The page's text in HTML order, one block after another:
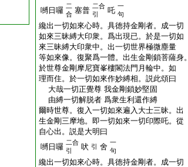
嚩日囉 二
合 塞普 二合
引
吒 一
句
纔出一切如來心時。具徳持金剛者。成一切
如來三昧縛大印衆。爲出現已。於是一切如
來三昧縛大印衆中。出一切世界極微塵量
等如來像。復聚爲一體。出生金剛鎖菩薩身。
於世尊金剛摩尼寶峯樓閣法門月輪中。如
理而住。於一切如來作妙縛相。説此頌曰
大哉一切正覺尊 我金剛鎖妙堅固
由縛一切解脱者 爲衆生利還作縛
爾時世尊。復入一切如來遍入大士三昧。出
生金剛三摩地。即一切如來一切印際吒。從
自心出。説是大明曰
嚩日囉 二合
引
吠 引 舍 一
句
纔出一切如來心時。具徳持金剛者。成一切